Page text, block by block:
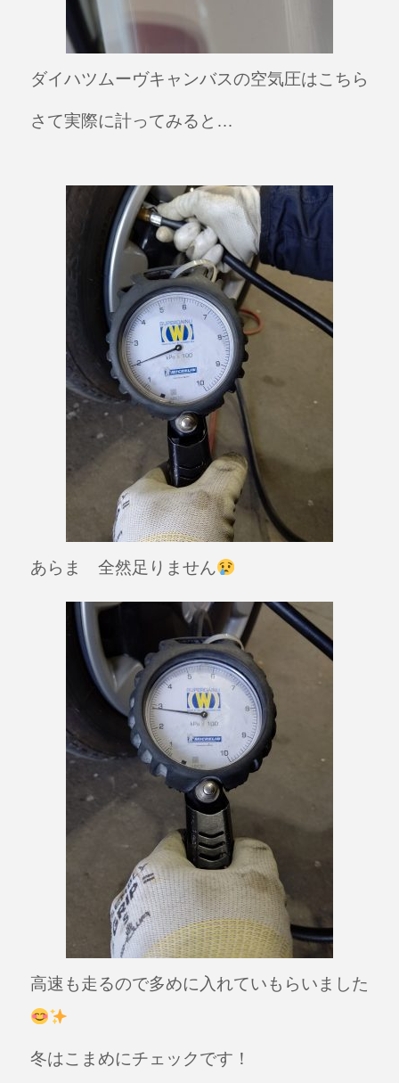
ダイハツムーヴキャンバスの空気圧はこちら
さて実際に計ってみると…
あらま 全然足りません
高速も走るので多めに入れていもらいました
冬はこまめにチェックです！